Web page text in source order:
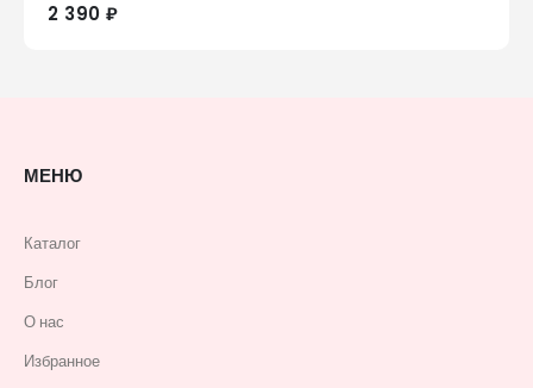
2 390 ₽
МЕНЮ
Каталог
Блог
О нас
Избранное